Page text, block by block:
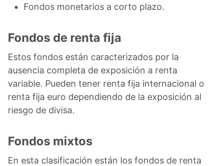
Fondos monetarios a corto plazo.
Fondos de renta fija
Estos fondos están caracterizados por la
ausencia completa de exposición a renta
variable. Pueden tener renta fija internacional o
renta fija euro dependiendo de la exposición al
riesgo de divisa.
Fondos mixtos
En esta clasificación están los fondos de renta